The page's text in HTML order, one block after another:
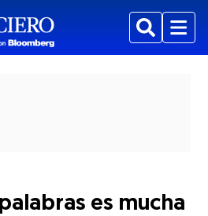
BuscarMenu
es mucha